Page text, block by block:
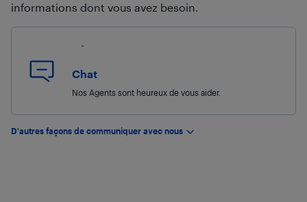
informations dont vous avez besoin.
Chat
Nos Agents sont heureux de vous aider.
D'autres façons de communiquer avec nous